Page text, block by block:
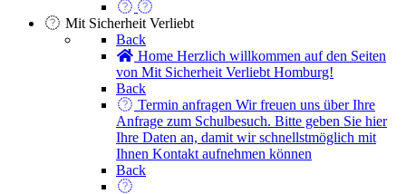
Mit Sicherheit Verliebt
Back
Home Herzlich willkommen auf den Seiten
von Mit Sicherheit Verliebt Homburg!
Back
Termin anfragen Wir freuen uns über Ihre
Anfrage zum Schulbesuch. Bitte geben Sie hier
Ihre Daten an, damit wir schnellstmöglich mit
Ihnen Kontakt aufnehmen können
Back